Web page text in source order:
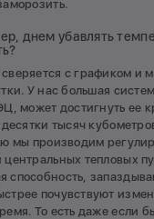
днем убавлять
с графиком и
У нас большая
может достигнуть ее
тысяч
мы производим
тепловых
способность,
почувствуют
То есть даже если